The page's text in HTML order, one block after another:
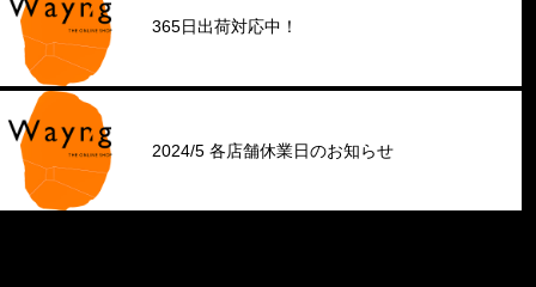
365日出荷対応中！
2024/5 各店舗休業日のお知らせ